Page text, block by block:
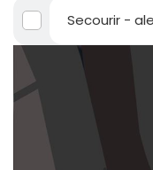
Secourir -